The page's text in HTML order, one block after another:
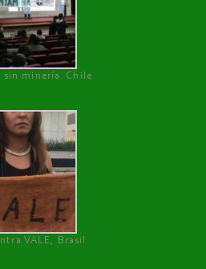
sin minería. Chile
VALE, Brasil